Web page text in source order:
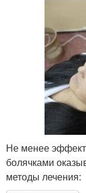
Не менее
болячками
методы лечения: